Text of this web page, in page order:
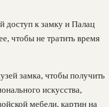
доступ к замку и Палац
чтобы не тратить время
замка, чтобы получить
искусства,
мебели, картин на